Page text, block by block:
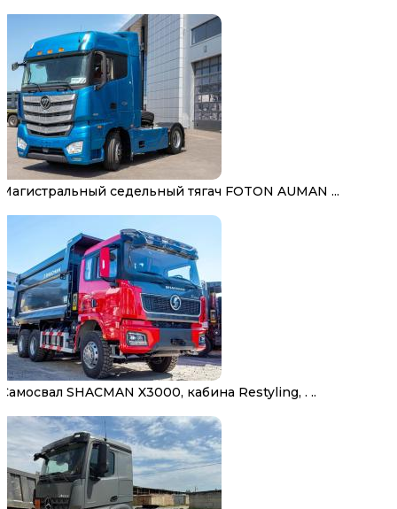
Магистральный седельный тягач FOTON AUMAN ...
Самосвал SHACMAN X3000, кабина Restyling, . ..